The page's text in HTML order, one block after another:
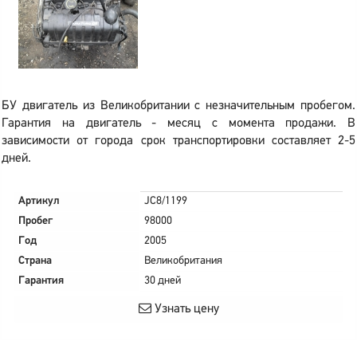
БУ двигатель из Великобритании с незначительным пробегом.
Гарантия на двигатель - месяц с момента продажи. В
зависимости от города срок транспортировки составляет 2-5
дней.
Артикул
JC8/1199
Пробег
98000
Год
2005
Страна
Великобритания
Гарантия
30 дней
Узнать цену